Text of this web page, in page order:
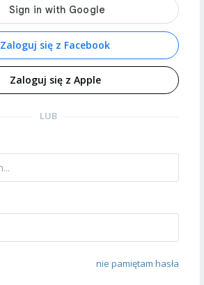
Zaloguj się z Facebook
Zaloguj się z Apple
LUB
nie pamiętam hasła